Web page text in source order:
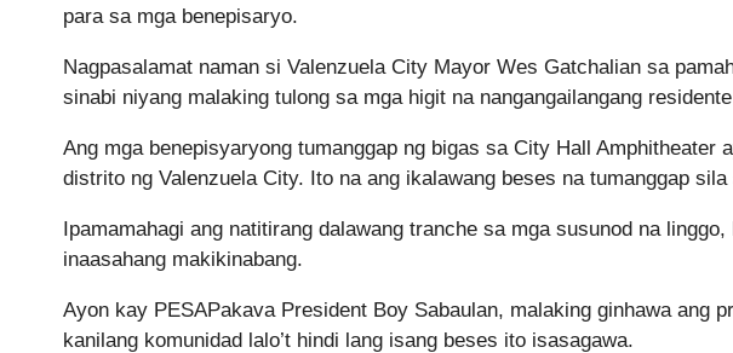
para sa mga benepisaryo.
Nagpasalamat naman si Valenzuela City Mayor Wes Gatchalian sa
sinabi niyang malaking tulong sa mga higit na nangangailangang
Ang mga benepisyaryong tumanggap ng bigas sa City Hall Amphitheater
distrito ng Valenzuela City. Ito na ang ikalawang beses na tumanggap
Ipamamahagi ang natitirang dalawang tranche sa mga susunod na
inaasahang makikinabang.
Ayon kay PESAPakava President Boy Sabaulan, malaking ginhawa ang
kanilang komunidad lalo’t hindi lang isang beses ito isasagawa.